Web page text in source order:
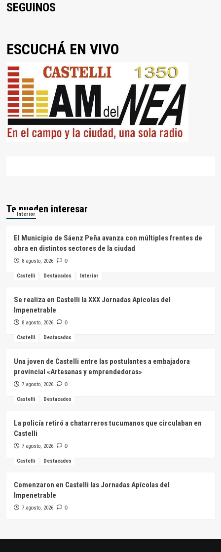
SEGUINOS
ESCUCHÁ EN VIVO
Te pueden interesar
Interior
El Municipio de Sáenz Peña avanza con múltiples frentes de
obra en distintos sectores de la ciudad
8 agosto, 2026 0
Castelli Destacados Interior
Se realiza en Castelli la XXX Jornadas Apícolas del
Impenetrable
8 agosto, 2026 0
Castelli Destacados
Una joven de Castelli entre las postulantes a embajadora
provincial «Artesanas y emprendedoras»
7 agosto, 2026 0
Castelli Destacados
La policía retiró a chatarreros tucumanos que circulaban en
Castelli
7 agosto, 2026 0
Castelli Destacados
Comenzaron en Castelli las Jornadas Apícolas del
Impenetrable
7 agosto, 2026 0